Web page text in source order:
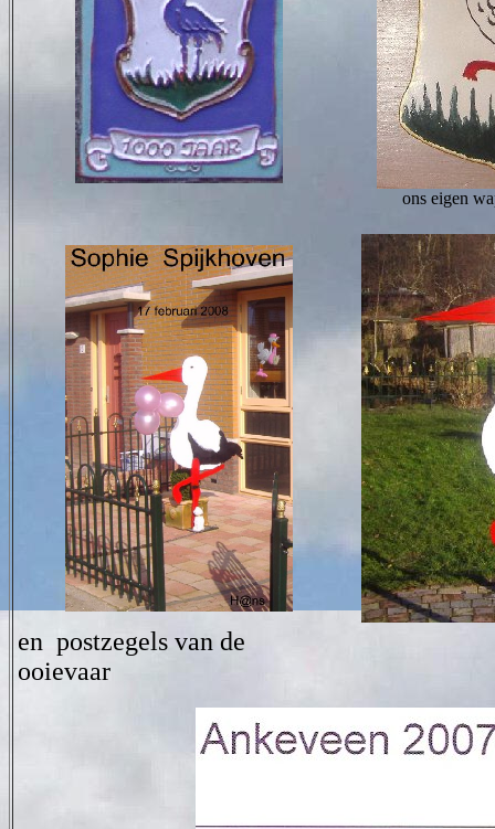
ons eigen
en postzegels van de
ooievaar